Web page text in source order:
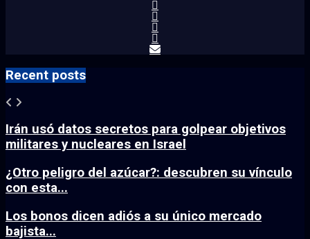
Recent posts
Irán usó datos secretos para golpear objetivos
militares y nucleares en Israel
¿Otro peligro del azúcar?: descubren su vínculo
con esta...
Los bonos dicen adiós a su único mercado
bajista...